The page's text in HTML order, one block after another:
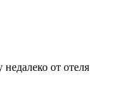
от отеля